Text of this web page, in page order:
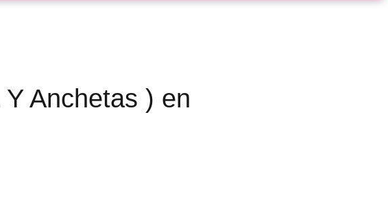
Anchetas ) en